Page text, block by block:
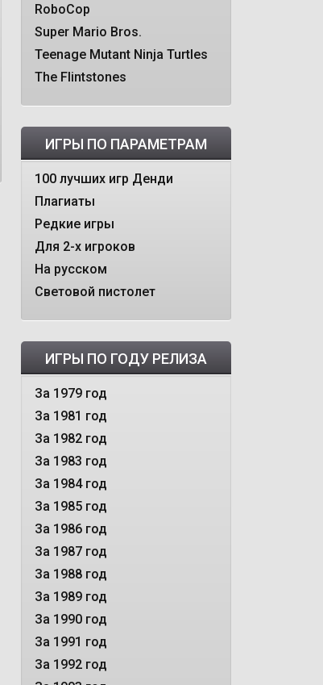
RoboCop
Super Mario Bros.
Teenage Mutant Ninja Turtles
The Flintstones
ИГРЫ ПО ПАРАМЕТРАМ
100 лучших игр Денди
Плагиаты
Редкие игры
Для 2-х игроков
На русском
Световой пистолет
ИГРЫ ПО ГОДУ РЕЛИЗА
За 1979 год
За 1981 год
За 1982 год
За 1983 год
За 1984 год
За 1985 год
За 1986 год
За 1987 год
За 1988 год
За 1989 год
За 1990 год
За 1991 год
За 1992 год